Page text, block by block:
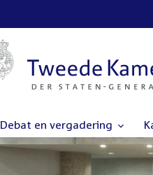
Debat en vergadering